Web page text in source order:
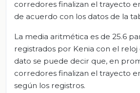
corredores finalizan el trayecto
de acuerdo con los datos de la
La media aritmética es de 25.6
registrados por Kenia con el reloj
dato se puede decir que, en
corredores finalizan el trayecto
según los registros.